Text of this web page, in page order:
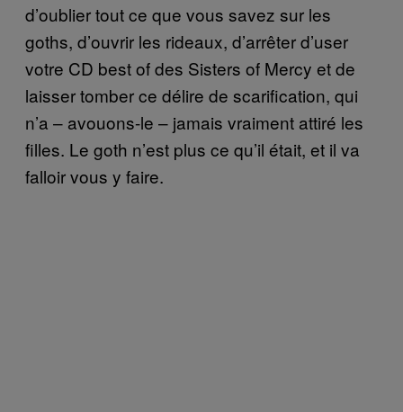
d’oublier tout ce que vous savez sur les
goths, d’ouvrir les rideaux, d’arrêter d’user
votre CD best of des Sisters of Mercy et de
laisser tomber ce délire de scarification, qui
n’a – avouons-le – jamais vraiment attiré les
filles. Le goth n’est plus ce qu’il était, et il va
falloir vous y faire.